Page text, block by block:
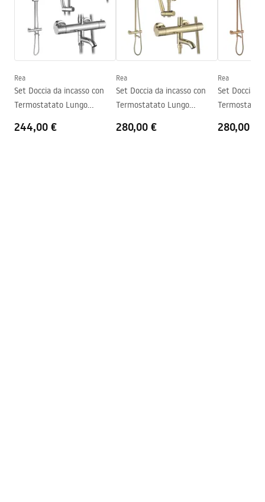
Tipo di cabina
Walk-in
Il colore del vetro
Trasparente 8mm
Serie
Aero
Altezza
1950mm
Direzione della cabina
Garanzia
24 mesi
Rea
Set Doccia da incasso con
Termostatato Lungo
244,00 €
Rea
Set Doccia da incasso con
Termostatato Lungo
280,00 €
Rea
Set Doccia
280,00 €